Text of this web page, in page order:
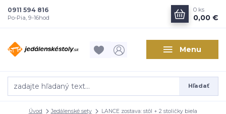
Menu
Hľadať
0911 594 816
Po-Pia, 9-16hod
0 ks
0,00 €
Úvod Jedálenské sety LANCE zostava: stôl + 2 stoličky biela